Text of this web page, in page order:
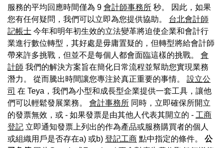
服務的平均回應時間僅為 9 會計師事務所 秒。 因此，如果
您有任何疑問，我們可以立即為您提供協助。 台北會計師
記帳士 今年和明年初生效的立法變革將迫使企業和會計行
業進行數位轉型，其好處是毋庸置疑的，但轉型將給會計師
帶來許多挑戰，但並不是每個人都會面臨這樣的挑戰。 會
計師 我們的解決方案旨在簡化日常流程並幫助您實現業務
潛力。 從而騰出時間讓您專注於真正重要的事情。 設立公
司 在 Teya，我們為小型和成長型企業提供一套工具，讓他
們可以輕鬆發展業務。 會計事務所 同時，立即確保所開立
的發票無效，或 - 如果發票是由其他人代表其開立的 - 工商
登記 立即通知發票上列出的作為產品或服務購買者的個人
或組織用戶是否存在a) 或b) 登記工商 點中指定的條件。 公